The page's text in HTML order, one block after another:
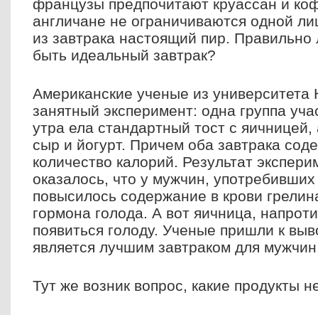
французы предпочитают круассан и
англичане не ограничиваются одной
из завтрака настоящий пир.
быть идеальный завтрак?
Американские ученые из университета
занятный эксперимент: одна группа
утра ела стандартный тост с
сыр и йогурт. Причем оба завтрака
количество калорий. Результат
оказалось, что у мужчин, употребивших
повысилось содержание в крови
гормона голода. А вот яичница,
появиться голоду. Ученые пришли к
является лучшим завтраком для
Тут же возник вопрос, какие продукты